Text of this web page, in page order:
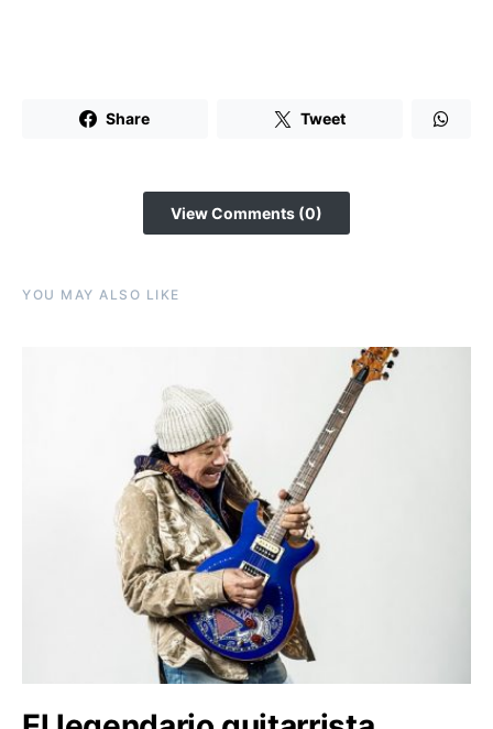
Share Tweet
View Comments (0)
YOU MAY ALSO LIKE